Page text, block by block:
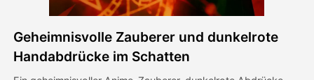
Galerie
Geheimnisvolle Zauberer und dunkelrote
Handabdrücke im Schatten